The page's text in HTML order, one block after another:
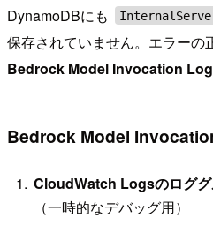
DynamoDBにも
保存されていません。エラーの
Bedrock Model Invocation
Bedrock Model
CloudWatch Logsのログ
（一時的なデバッグ用）